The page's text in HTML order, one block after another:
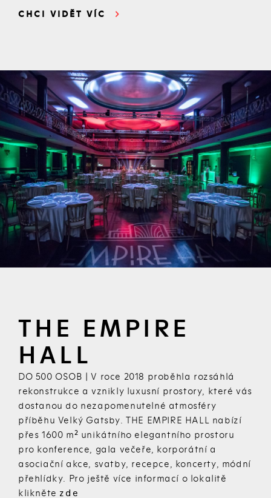
CHCI VIDĚT VÍC
THE EMPIRE
HALL
DO 500 OSOB |V roce 2018 proběhla rozsáhlá
rekonstrukce a vznikly luxusní prostory, které vás
dostanou do nezapomenutelné atmosféry
příběhu Velký Gatsby. THE EMPIRE HALL nabízí
přes 1600 m2 unikátního elegantního prostoru
pro konference, gala večeře, korporátní a
asociační akce, svatby, recepce, koncerty, módní
přehlídky. Pro ještě více informací o lokalitě
klikněte zde